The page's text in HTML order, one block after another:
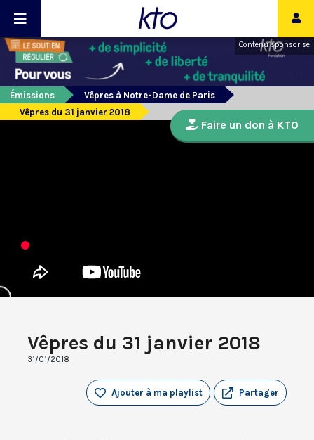
Contenu sponsorisé
Émissions
Vêpres à Notre-Dame de Paris
Vêpres du 31 janvier 2018
Vêpres du 31 janvier 2018
31/01/2018
Partager
Ajouter à ma playlist
Faire un don à KTO